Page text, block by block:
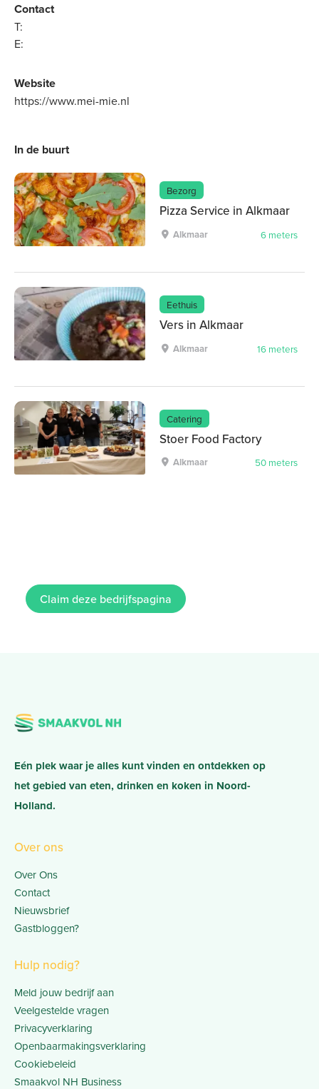
Contact
T:
E:
Website
https://www.mei-mie.nl
In de buurt
Bezorg
Pizza Service in Alkmaar
Alkmaar 6 meters
Eethuis
Vers in Alkmaar
Alkmaar 16 meters
Catering
Stoer Food Factory
Alkmaar 50 meters
Claim deze bedrijfspagina
Eén plek waar je alles kunt vinden en ontdekken op
het gebied van eten, drinken en koken in Noord-
Holland.
Over ons
Over Ons
Contact
Nieuwsbrief
Gastbloggen?
Hulp nodig?
Meld jouw bedrijf aan
Veelgestelde vragen
Privacyverklaring
Openbaarmakingsverklaring
Cookiebeleid
Smaakvol NH Business